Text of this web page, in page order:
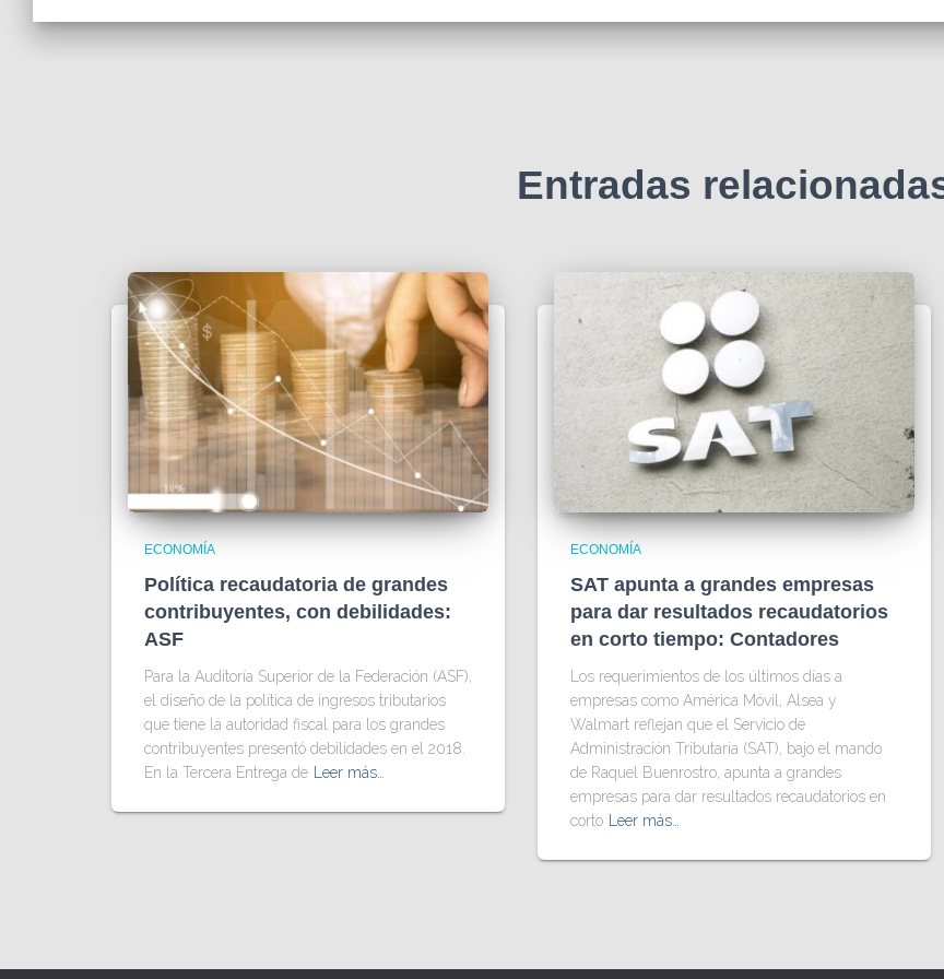
Entradas
ECONOMÍA
Política recaudatoria de grandes
contribuyentes, con debilidades:
ASF
Para la Auditoría Superior de la Federación (ASF),
el diseño de la política de ingresos tributarios
que tiene la autoridad fiscal para los grandes
contribuyentes presentó debilidades en el 2018.
En la Tercera Entrega de
Leer más…
ECONOMÍA
SAT apunta a grandes empresas
para dar resultados recaudatorios
en corto tiempo: Contadores
Los requerimientos de los últimos días a
empresas como América Móvil, Alsea y
Walmart reflejan que el Servicio de
Administración Tributaria (SAT), bajo el mando
de Raquel Buenrostro, apunta a grandes
empresas para dar resultados recaudatorios en
corto
Leer más…